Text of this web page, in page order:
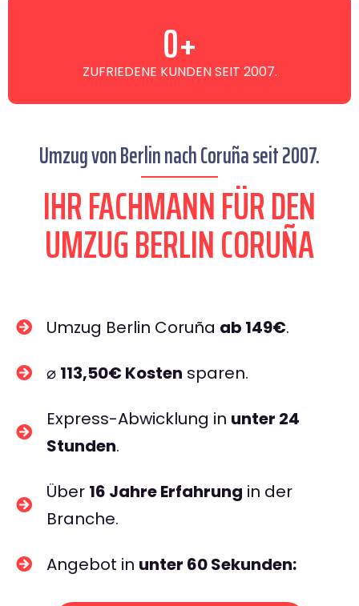
ZUFRIEDENE KUNDEN SEIT 2007.
0+
Umzug von Berlin nach Coruña seit 2007.
IHR FACHMANN FÜR DEN
UMZUG BERLIN CORUÑA
Umzug Berlin Coruña ab 149€.
⌀ 113,50€ Kosten sparen.
Express-Abwicklung in unter 24
Stunden.
Über 16 Jahre Erfahrung in der
Branche.
Angebot in unter 60 Sekunden: